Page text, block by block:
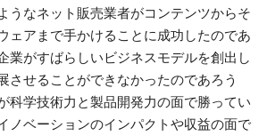
うなネット販売業者がコンテンツからそ
ェアまで手かけることに成功したのであ
業がすばらしいビジネスモデルを創出し
させることができなかったのであろう
科学技術力と製品開発力の面で勝ってい
ノベーションのインパクトや収益の面で